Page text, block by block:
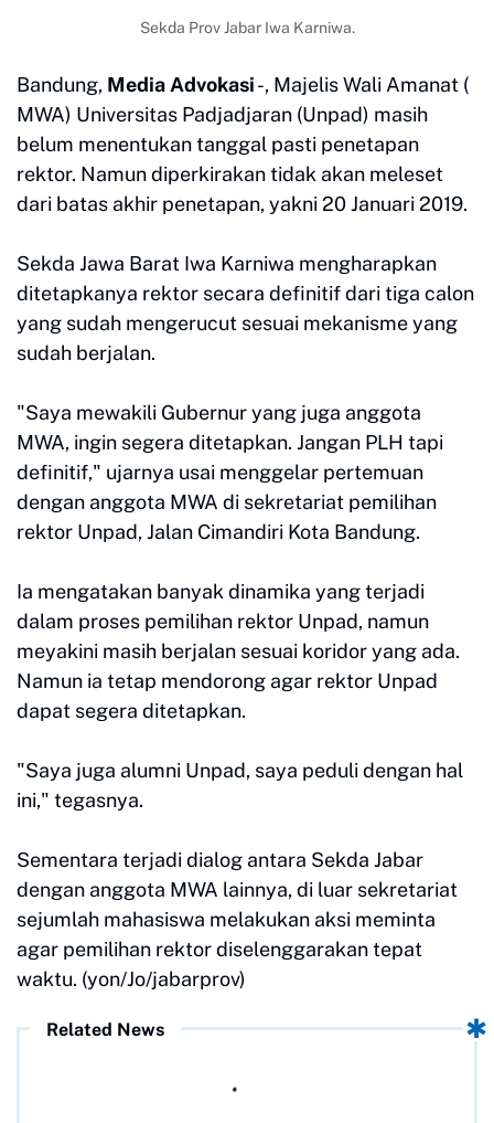
Sekda Prov Jabar Iwa Karniwa.
Bandung, Media Advokasi-, Majelis Wali Amanat (
MWA) Universitas Padjadjaran (Unpad) masih
belum menentukan tanggal pasti penetapan
rektor. Namun diperkirakan tidak akan meleset
dari batas akhir penetapan, yakni 20 Januari 2019.
Sekda Jawa Barat Iwa Karniwa mengharapkan
ditetapkanya rektor secara definitif dari tiga calon
yang sudah mengerucut sesuai mekanisme yang
sudah berjalan.
"Saya mewakili Gubernur yang juga anggota
MWA, ingin segera ditetapkan. Jangan PLH tapi
definitif," ujarnya usai menggelar pertemuan
dengan anggota MWA di sekretariat pemilihan
rektor Unpad, Jalan Cimandiri Kota Bandung.
Ia mengatakan banyak dinamika yang terjadi
dalam proses pemilihan rektor Unpad, namun
meyakini masih berjalan sesuai koridor yang ada.
Namun ia tetap mendorong agar rektor Unpad
dapat segera ditetapkan.
"Saya juga alumni Unpad, saya peduli dengan hal
ini," tegasnya.
Sementara terjadi dialog antara Sekda Jabar
dengan anggota MWA lainnya, di luar sekretariat
sejumlah mahasiswa melakukan aksi meminta
agar pemilihan rektor diselenggarakan tepat
waktu. (yon/Jo/jabarprov)
Related News